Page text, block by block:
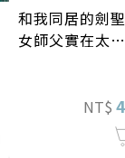
和我同居的劍聖
女師父實在太可
NT$